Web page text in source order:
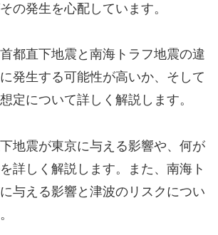
の発生を心配しています。
都直下地震と南海トラフ地震の違
発生する可能性が高いか、そして
定について詳しく解説します。
地震が東京に与える影響や、何が
詳しく解説します。また、南海ト
与える影響と津波のリスクについ